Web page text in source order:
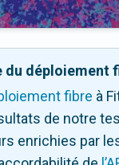
du déploiement
fibre à
de notre
enrichies par